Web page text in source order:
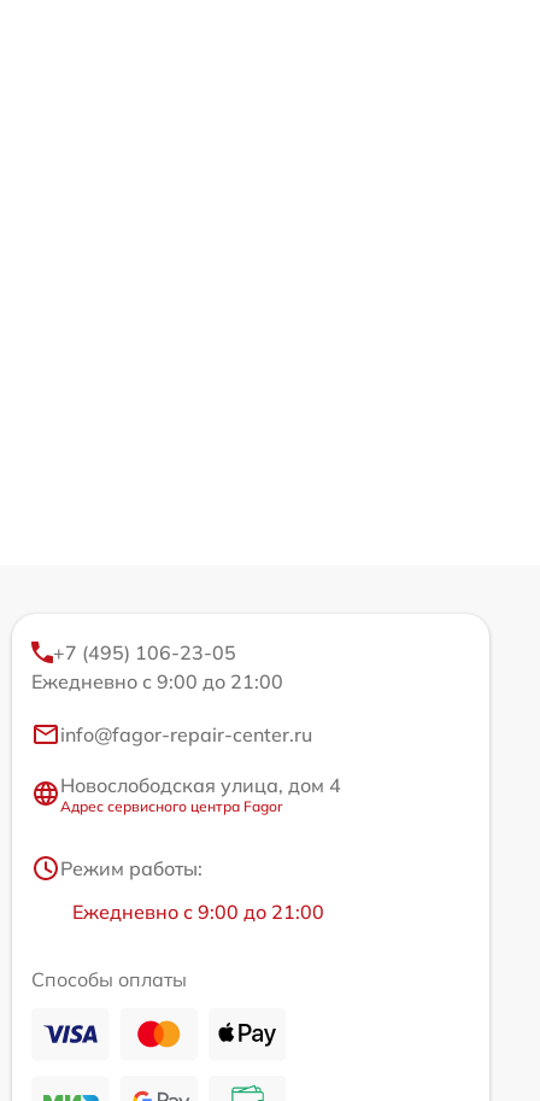
+7 (495) 106-23-05
Ежедневно с 9:00 до 21:00
info@fagor-repair-center.ru
Новослободская улица, дом 4
Адрес сервисного центра Fagor
Режим работы:
Ежедневно с 9:00 до 21:00
Способы оплаты